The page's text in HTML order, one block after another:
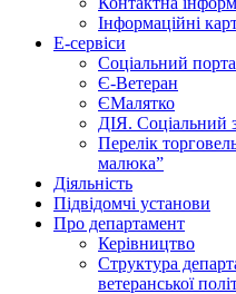
Інформаційні
Е-сервіси
Соціальний
Є-Ветеран
ЄМалятко
ДІЯ. Соціальний
Перелік
малюка”
Діяльність
Підвідомчі установи
Про департамент
Керівництво
Структура
ветеранської